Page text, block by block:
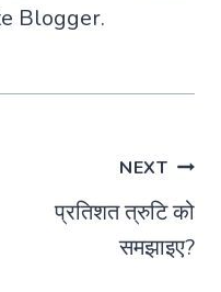
Blogger.
NEXT
प्रतिशत त्रुटि को
समझाइए?